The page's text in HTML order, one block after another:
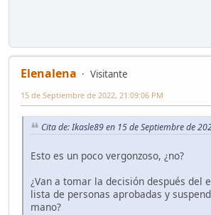
Elenalena
Visitante
15 de Septiembre de 2022, 21:09:06 PM
Cita de: Ikasle89 en 15 de Septiembre de
Esto es un poco vergonzoso, ¿no?
¿Van a tomar la decisión después del
lista de personas aprobadas y
mano?